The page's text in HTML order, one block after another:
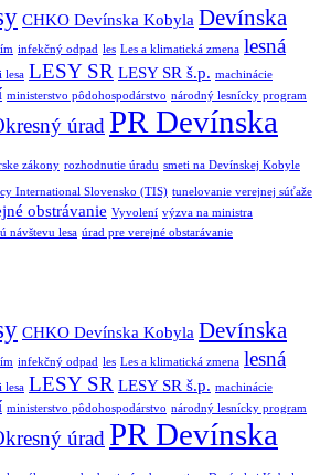
CHKO Devínska Kobyla Devínska
infekčný odpad les Les a klimatická zmena lesná
lesa LESY SR LESY SR š.p. machinácie
ministerstvo pôdohospodárstvo národný lesnícky program
úrad PR Devínska
zákony rozhodnutie úradu smeti na Devínskej Kobyle
International Slovensko (TIS) tunelovanie verejnej súťaže
obstrávanie Vyvolení výzva na ministra
návštevu lesa úrad pre verejné obstarávanie
CHKO Devínska Kobyla Devínska
infekčný odpad les Les a klimatická zmena lesná
lesa LESY SR LESY SR š.p. machinácie
ministerstvo pôdohospodárstvo národný lesnícky program
úrad PR Devínska